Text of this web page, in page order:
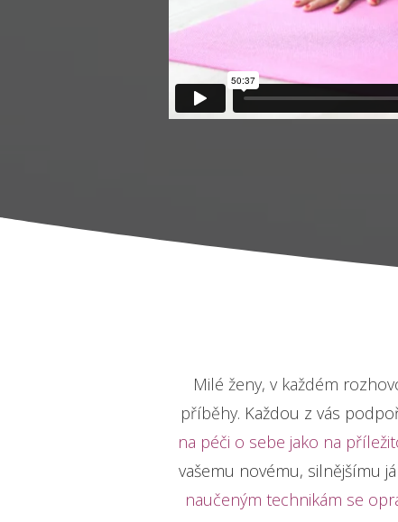
Milé ženy, v každém
příběhy. Každou z vás
na péči o sebe jako na
vašemu novému, silnějšímu
naučeným technikám se